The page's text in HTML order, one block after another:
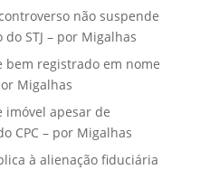
não suspende
STJ – por Migalhas
bem registrado em nome
Migalhas
imóvel apesar de
CPC – por Migalhas
à alienação fiduciária